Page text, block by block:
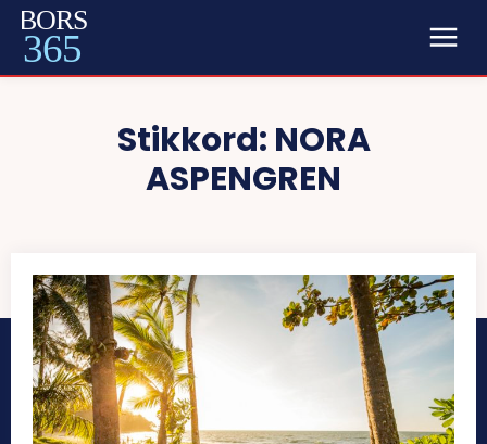
BORS
365
Stikkord: NORA
ASPENGREN